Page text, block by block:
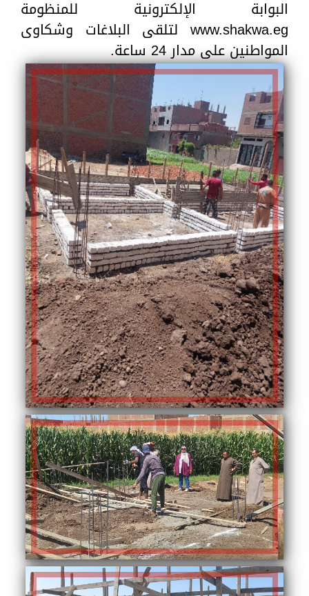
البوابة الإلكترونية للمنظومة
www.shakwa.eg لتلقى البلاغات وشكاوى
المواطنين على مدار 24 ساعة.